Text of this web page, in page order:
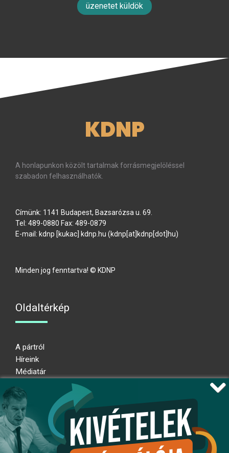
üzenetet küldök
KDNP
A honlapunkon közölt tartalmak forrásmegjelöléssel
szabadon felhasználhatók.
Címünk: 1141 Budapest, Bazsarózsa u. 69.
Tel: 489-0880 Fax: 489-0879
E-mail: kdnp [kukac] kdnp hu (kdnp[at]kdnp[dot]hu)
Minden jog fenntartva! © KDNP
Oldaltérkép
A pártról
Híreink
Médiatár
Adatkezelési nyilatkozat
Átláthatósági nyilatkozat
Ugrás az oldal tetejére